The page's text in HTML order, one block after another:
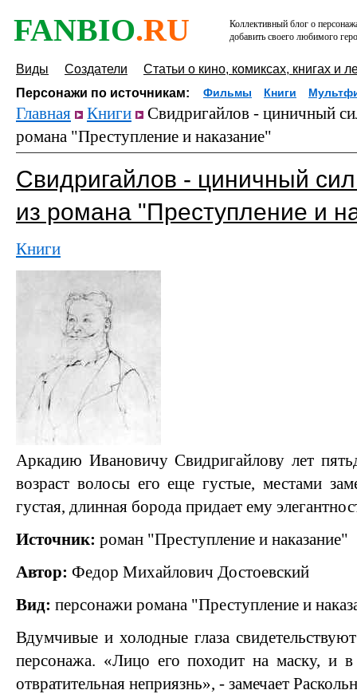
FANBIO.RU
Коллективный блог о
добавить своего любимого
Виды Создатели
Статьи о кино, комиксах, книгах и
Персонажи по источникам:
Фильмы Книги
Главная Книги
Свидригайлов - циничный
романа "Преступление и наказание"
Свидригайлов - циничный
из романа "Преступление и
Книги
Аркадию Ивановичу Свидригайлову лет
возраст волосы его еще густые, местами
густая, длинная борода придает ему
Источник: роман "Преступление и наказание"
Автор: Федор Михайлович Достоевский
Вид: персонажи романа "Преступление и
Вдумчивые и холодные глаза
персонажа. «Лицо его походит на маску, и в
отвратительная неприязнь», - замечает